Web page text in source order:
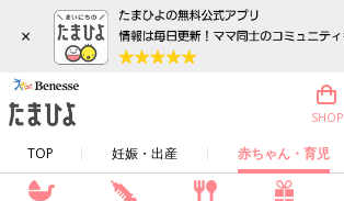
×
TOP 妊娠・出産 赤ちゃん・育児
SHOP